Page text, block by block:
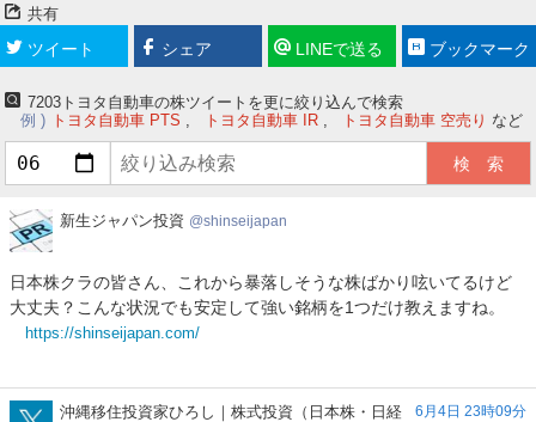
共有
ツイート シェア LINEで送る ブックマーク
7203トヨタ自動車の株ツイートを更に絞り込んで検索
例
トヨタ自動車 PTS トヨタ自動車 IR トヨタ自動車 空売り など
新
ャ
パ
ン
新生ジャパン投資 shinseijapan
日本株クラの皆さん、これから暴落しそうな株ばかり呟いてるけど
大丈夫？こんな状況でも安定して強い銘柄を1つだけ教えますね。
https://shinseijapan.com/
keymame11
沖縄移住投資家ひろし｜株式投資（日本株・日経
6月4日 23時09分